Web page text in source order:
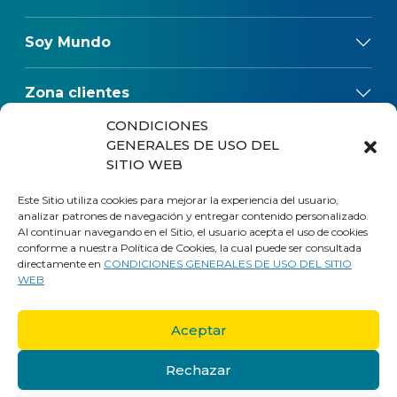
CONDICIONES
GENERALES DE USO DEL
SITIO WEB
Este Sitio utiliza cookies para mejorar la experiencia del usuario,
analizar patrones de navegación y entregar contenido personalizado.
Al continuar navegando en el Sitio, el usuario acepta el uso de cookies
conforme a nuestra Política de Cookies, la cual puede ser consultada
directamente en CONDICIONES GENERALES DE USO DEL SITIO
WEB
Aceptar
Rechazar
Soy Mundo
Zona clientes
Regulaciones